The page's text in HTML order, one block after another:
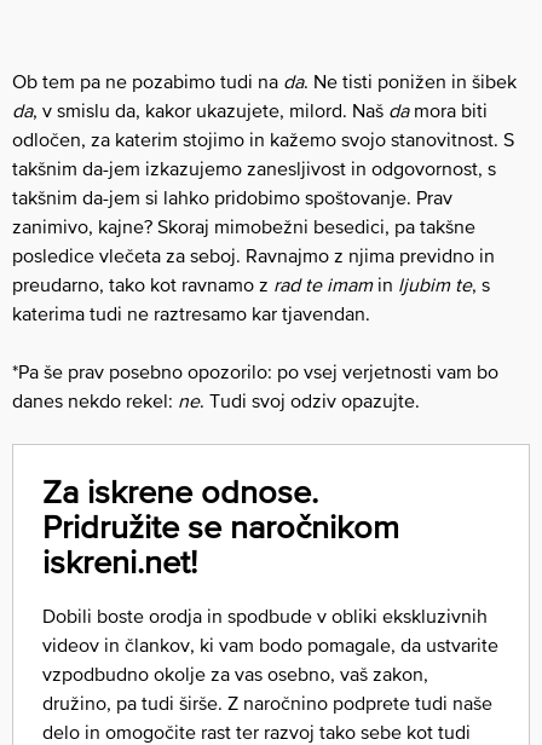
Ob tem pa ne pozabimo tudi na da. Ne tisti ponižen in šibek
da, v smislu da, kakor ukazujete, milord. Naš damora biti
odločen, za katerim stojimo in kažemo svojo stanovitnost. S
takšnim da-jem izkazujemo zanesljivost in odgovornost, s
takšnim da-jem si lahko pridobimo spoštovanje. Prav
zanimivo, kajne? Skoraj mimobežni besedici, pa takšne
posledice vlečeta za seboj. Ravnajmo z njima previdno in
preudarno, tako kot ravnamo z rad te imamin ljubim te, s
katerima tudi ne raztresamo kar tjavendan.
*Pa še prav posebno opozorilo: po vsej verjetnosti vam bo
danes nekdo rekel: ne. Tudi svoj odziv opazujte.
Za iskrene odnose.
Pridružite se naročnikom
iskreni.net!
Dobili boste orodja in spodbude v obliki ekskluzivnih
videov in člankov, ki vam bodo pomagale, da ustvarite
vzpodbudno okolje za vas osebno, vaš zakon,
družino, pa tudi širše. Z naročnino podprete tudi naše
delo in omogočite rast ter razvoj tako sebe kot tudi